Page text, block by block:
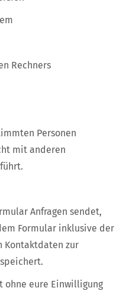
Rechners
Personen
mit anderen
Anfragen sendet,
Formular inklusive der
Kontaktdaten zur
ohne eure Einwilligung